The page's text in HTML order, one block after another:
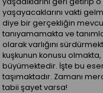
yaşayacaklarını vakti
diye bir gerçekliğin
tanıyamamakta ve
olarak varlığını
kuşkunun konusu
büyümektedir. İşte bu
taşımaktadır. Zamanı
tabii şayet varsa!